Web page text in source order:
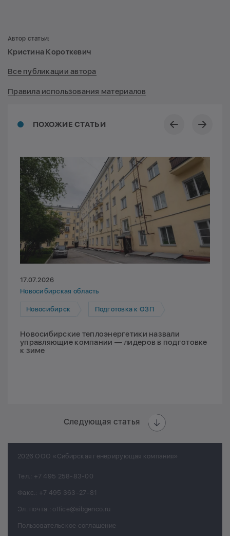
ПОХОЖИЕ СТАТЬИ
17.07.2026
Новосибирская область
Новосибирск Подготовка к ОЗП
Новосибирские теплоэнергетики назвали
управляющие компании — лидеров в подготовке
к зиме
Следующая статья
Автор статьи:
Кристина Короткевич
Все публикации автора
Правила использования материалов
2026 ООО «Сибирская генерирующая компания»
Тел.: +7 495 258-83-00
Факс.: +7 495 363-27-81
Эл. почта.: office@sibgenco.ru
Пользовательское соглашение